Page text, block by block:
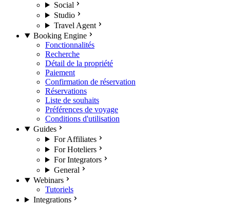
Social
Studio
Travel Agent
Booking Engine
Fonctionnalités
Recherche
Détail de la propriété
Paiement
Confirmation de réservation
Réservations
Liste de souhaits
Préférences de voyage
Conditions d'utilisation
Guides
For Affiliates
For Hoteliers
For Integrators
General
Webinars
Tutoriels
Integrations